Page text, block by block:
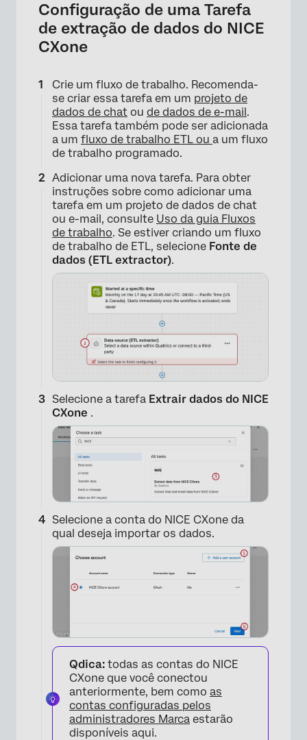
Configuração de uma Tarefa
de extração de dados do NICE
CXone
Crie um fluxo de trabalho. Recomenda-
se criar essa tarefa em um projeto de
dados de chat ou de dados de e-mail.
Essa tarefa também pode ser adicionada
a um fluxo de trabalho ETL ou a um fluxo
de trabalho programado.
Adicionar uma nova tarefa. Para obter
instruções sobre como adicionar uma
tarefa em um projeto de dados de chat
ou e-mail, consulte Uso da guia Fluxos
de trabalho. Se estiver criando um fluxo
de trabalho de ETL, selecione Fonte de
dados (ETL extractor).
×
Selecione a tarefa Extrair dados do NICE
CXone .
Selecione a conta do NICE CXone da
qual deseja importar os dados.
Qdica: todas as contas do NICE
CXone que você conectou
anteriormente, bem como as
contas configuradas pelos
administradores Marca estarão
disponíveis aqui.